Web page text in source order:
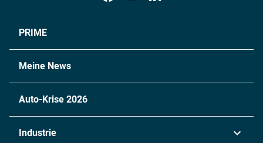
PRIME
Meine News
Auto-Krise 2026
Industrie